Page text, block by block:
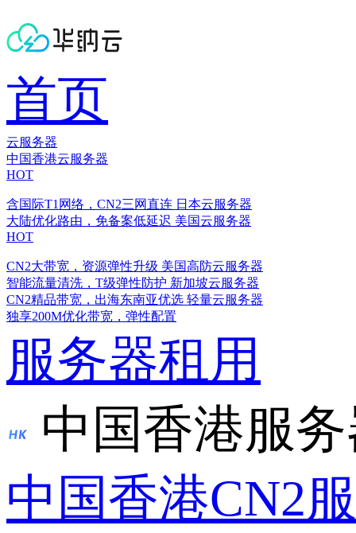
首页
云服务器
中国香港云服务器
HOT
含国际T1网络，CN2三网直连 日本云服务器
大陆优化路由，免备案低延迟 美国云服务器
HOT
CN2大带宽，资源弹性升级 美国高防云服务器
智能流量清洗，T级弹性防护 新加坡云服务器
CN2精品带宽，出海东南亚优选 轻量云服务器
独享200M优化带宽，弹性配置
服务器租用
中国香港服
中国香港CN2